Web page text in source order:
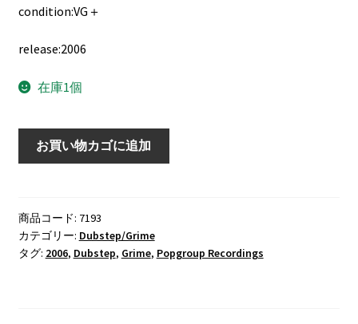
condition:VG＋
release:2006
在庫1個
Goth-
Trad
/
Acid
Steps
お買い物カゴに追加
商品コード: 7193
カテゴリー: Dubstep/Grime
タグ: 2006, Dubstep, Grime, Popgroup Recordings